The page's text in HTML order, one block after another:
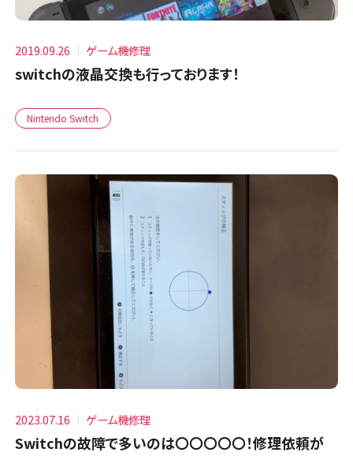
2019.09.26 ゲーム機修理
switchの液晶交換も行っております！
Nintendo Switch
2023.07.16 ゲーム機修理
Switchの故障で多いのは〇〇〇〇〇！修理依頼が